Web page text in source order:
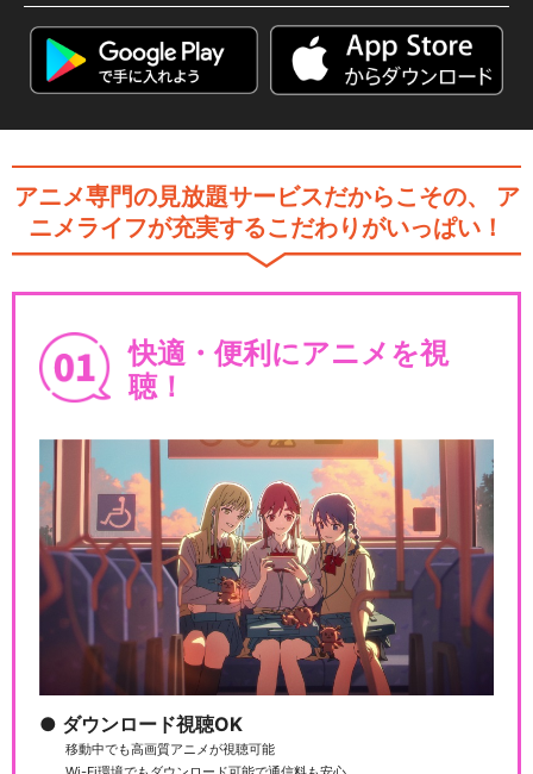
Live Musical「SHOW BY R
O…
閉じる
アニメ専門の見放題サービスだからこその、
ア
ニメライフが充実するこだわりがいっぱい！
快適・便利にアニメを視
聴！
ダウンロード視聴OK
移動中でも高画質アニメが視聴可能